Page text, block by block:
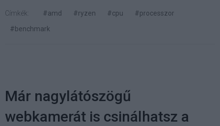
Címkék: #amd #ryzen #cpu
#processzor
#benchmark
Már nagylátószögű
webkamerát is csinálhatsz a